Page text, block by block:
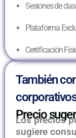
Sesiones de
Plataforma
Certificación
También
corporativos
Precio
Los precios
sugiere